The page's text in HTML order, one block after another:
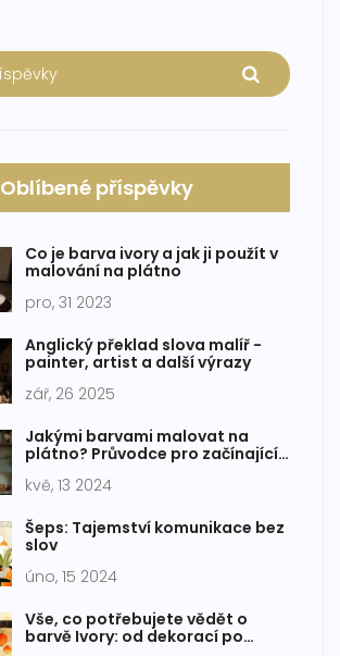
Oblíbené příspěvky
Co je barva ivory a jak ji použít v
malování na plátno
pro, 31 2023
Anglický překlad slova malíř -
painter, artist a další výrazy
zář, 26 2025
Jakými barvami malovat na
plátno? Průvodce pro začínající
kvě, 13 2024
Šeps: Tajemství komunikace bez
slov
úno, 15 2024
Vše, co potřebujete vědět o
barvě Ivory: od dekorací po